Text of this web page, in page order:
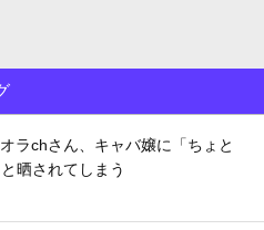
オラchさん、キャバ嬢に「ちょと
と晒されてしまう